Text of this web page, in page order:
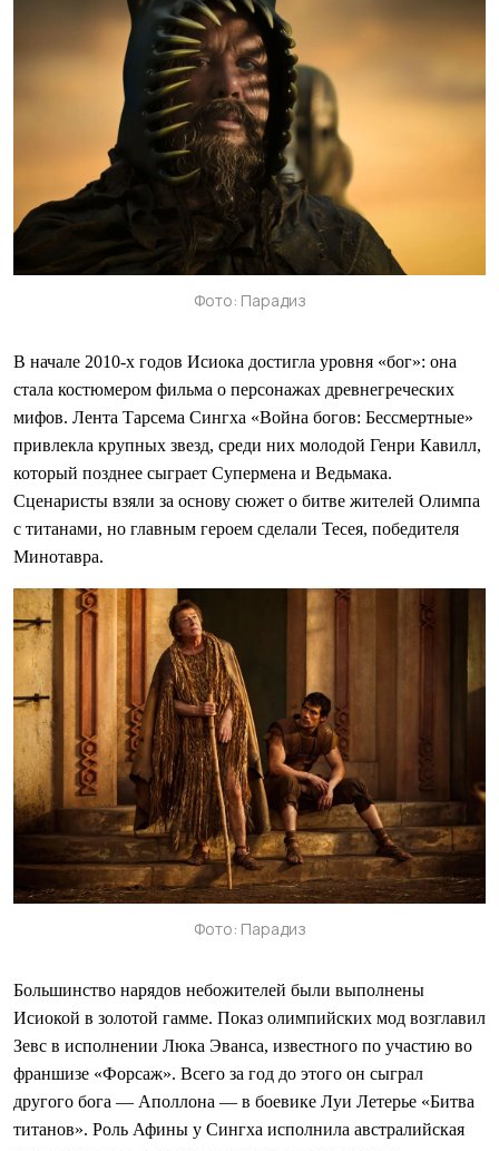
Фото: Парадиз
В начале 2010-х годов Исиока достигла уровня «бог»: она
стала костюмером фильма о персонажах древнегреческих
мифов. Лента Тарсема Сингха «Война богов: Бессмертные»
привлекла крупных звезд, среди них молодой Генри Кавилл,
который позднее сыграет Супермена и Ведьмака.
Сценаристы взяли за основу сюжет о битве жителей Олимпа
с титанами, но главным героем сделали Тесея, победителя
Минотавра.
Фото: Парадиз
Большинство нарядов небожителей были выполнены
Исиокой в золотой гамме. Показ олимпийских мод возглавил
Зевс в исполнении Люка Эванса, известного по участию во
франшизе «Форсаж». Всего за год до этого он сыграл
другого бога — Аполлона — в боевике Луи Летерье «Битва
титанов». Роль Афины у Сингха исполнила австралийская